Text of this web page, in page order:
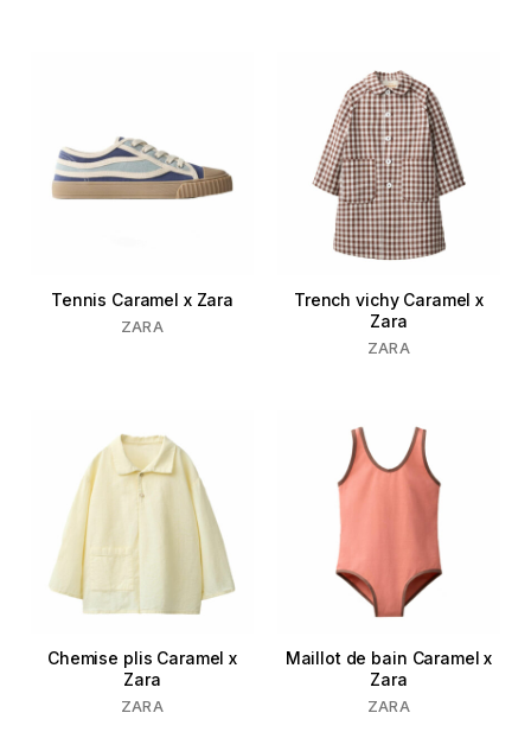
Tennis Caramel x Zara
ZARA
Trench vichy Caramel x
Zara
ZARA
Chemise plis Caramel x
Zara
ZARA
Maillot de bain Caramel x
Zara
ZARA